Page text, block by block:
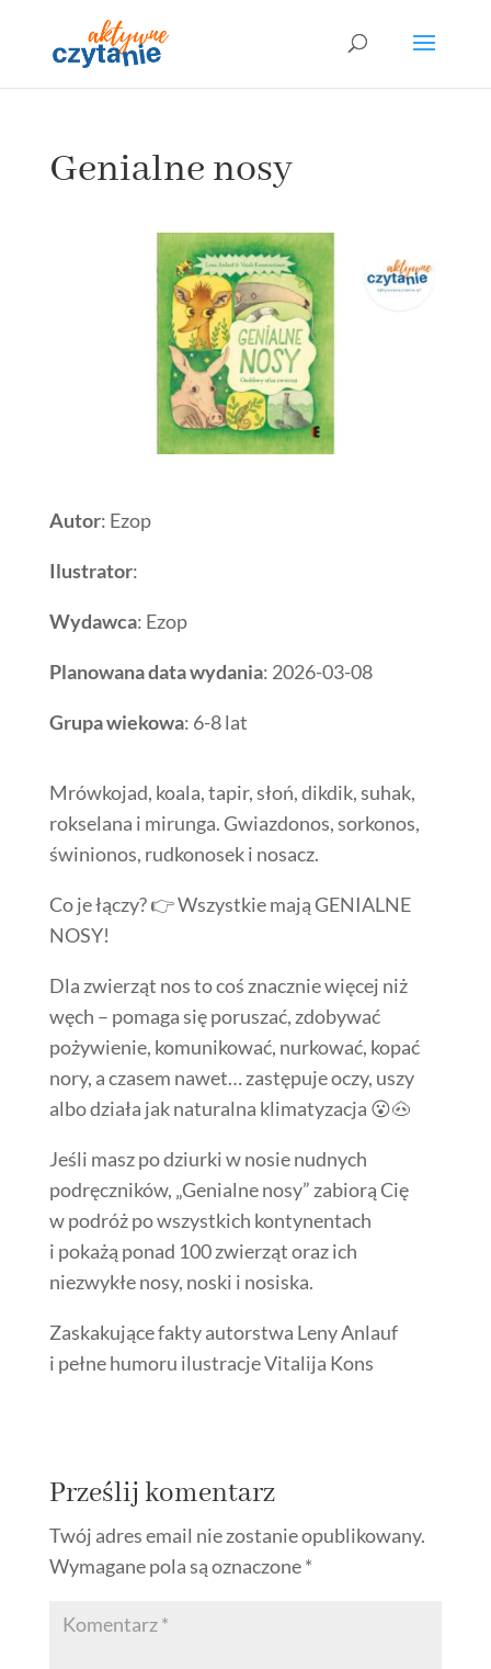
Genialne nosy
Autor: Ezop
Ilustrator:
Wydawca: Ezop
Planowana data wydania: 2026-03-08
Grupa wiekowa: 6-8 lat
Mrówkojad, koala, tapir, słoń, dikdik, suhak,
rokselana i mirunga. Gwiazdonos, sorkonos,
świnionos, rudkonosek i nosacz.
Co je łączy? 👉 Wszystkie mają GENIALNE
NOSY!
Dla zwierząt nos to coś znacznie więcej niż
węch – pomaga się poruszać, zdobywać
pożywienie, komunikować, nurkować, kopać
nory, a czasem nawet… zastępuje oczy, uszy
albo działa jak naturalna klimatyzacja 😮🐽
Jeśli masz po dziurki w nosie nudnych
podręczników, „Genialne nosy” zabiorą Cię
w podróż po wszystkich kontynentach
i pokażą ponad 100 zwierząt oraz ich
niezwykłe nosy, noski i nosiska.
Zaskakujące fakty autorstwa Leny Anlauf
i pełne humoru ilustracje Vitalija Kons
Prześlij komentarz
Twój adres email nie zostanie opublikowany.
Wymagane pola są oznaczone*